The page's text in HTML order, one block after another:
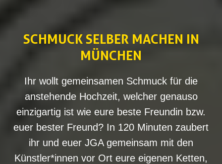
SCHMUCK SELBER MACHEN IN
MÜNCHEN
Ihr wollt gemeinsamen Schmuck für die
anstehende Hochzeit, welcher genauso
einzigartig ist wie eure beste Freundin bzw.
euer bester Freund? In 120 Minuten zaubert
ihr und euer JGA gemeinsam mit den
Künstler*innen vor Ort eure eigenen Ketten,